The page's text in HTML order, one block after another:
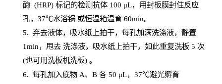
酶 (HRP) 标记的检测抗体 100 μL，用封板膜封住反应
孔， 37℃水浴锅 或恒温箱温育60min。
5. 弃去液体，吸水纸上拍干，每孔加满洗涤液，静置
1min，甩去 洗涤液，吸水纸上拍干，如此重复洗板 5 次
(也可用洗板机洗板) 。
6. 每孔加入底物A、B 各 50 μL，37℃避光孵育